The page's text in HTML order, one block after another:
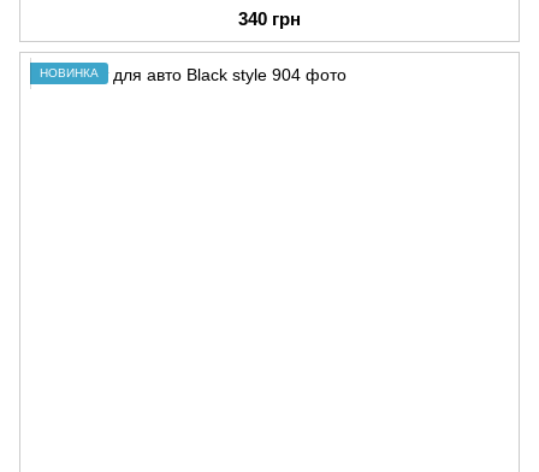
340 грн
НОВИНКА